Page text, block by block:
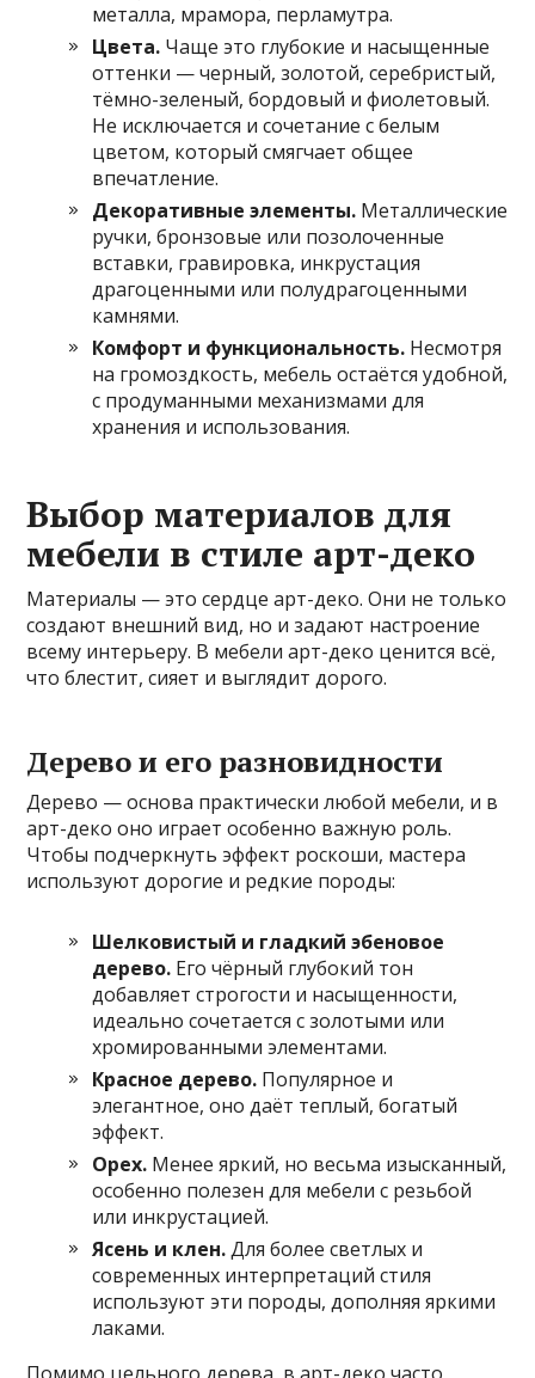
металла, мрамора, перламутра.
Цвета. Чаще это глубокие и насыщенные
оттенки — черный, золотой, серебристый,
тёмно-зеленый, бордовый и фиолетовый.
Не исключается и сочетание с белым
цветом, который смягчает общее
впечатление.
Декоративные элементы. Металлические
ручки, бронзовые или позолоченные
вставки, гравировка, инкрустация
драгоценными или полудрагоценными
камнями.
Комфорт и функциональность. Несмотря
на громоздкость, мебель остаётся удобной,
с продуманными механизмами для
хранения и использования.
Выбор материалов для
мебели в стиле арт-деко
Материалы — это сердце арт-деко. Они не только
создают внешний вид, но и задают настроение
всему интерьеру. В мебели арт-деко ценится всё,
что блестит, сияет и выглядит дорого.
Дерево и его разновидности
Дерево — основа практически любой мебели, и в
арт-деко оно играет особенно важную роль.
Чтобы подчеркнуть эффект роскоши, мастера
используют дорогие и редкие породы:
Шелковистый и гладкий эбеновое
дерево. Его чёрный глубокий тон
добавляет строгости и насыщенности,
идеально сочетается с золотыми или
хромированными элементами.
Красное дерево. Популярное и
элегантное, оно даёт теплый, богатый
эффект.
Орех. Менее яркий, но весьма изысканный,
особенно полезен для мебели с резьбой
или инкрустацией.
Ясень и клен.Для более светлых и
современных интерпретаций стиля
используют эти породы, дополняя яркими
лаками.